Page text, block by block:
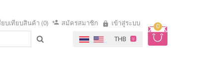
0
ยบเทียบสินค้า (0) สมัครสมาชิก เข้าสู่ระบบ